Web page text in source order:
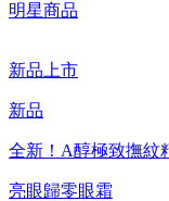
【重要公告】IPSA
明星商品
新品上市
新品
全新！A醇極致撫紋
亮眼歸零眼霜